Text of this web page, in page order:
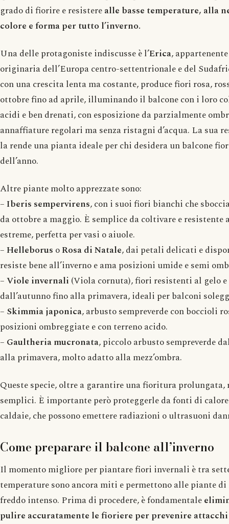
grado di fiorire e resisterealle basse temperature, alla
colore e forma per tutto l’inverno.
Una delle protagoniste indiscusse è l’Erica,
originaria dell’Europa centro-settentrionale e del
con una crescita lenta ma costante, produce fiori rosa,
ottobre fino ad aprile, illuminando il balcone con i loro
acidi e ben drenati, con esposizione da parzialmente
annaffiature regolari ma senza ristagni d’acqua. La sua
la rende una pianta ideale per chi desidera un balcone
dell’anno.
Altre piante molto apprezzate sono:
–Iberis sempervirens, con i suoi fiori bianchi che
da ottobre a maggio. È semplice da coltivare e
estreme, perfetta per vasi o aiuole.
–Helleborus oRosa di Natale, dai petali delicati e
resiste bene all’inverno e ama posizioni umide e semi
–Viole invernali (Viola cornuta), fiori resistenti al gelo e
dall’autunno fino alla primavera, ideali per balconi
– Skimmia japonica, arbusto sempreverde con boccioli
posizioni ombreggiate e con terreno acido.
– Gaultheria mucronata, piccolo arbusto sempreverde
alla primavera, molto adatto alla mezz’ombra.
Queste specie, oltre a garantire una fioritura
semplici. È importante però proteggerle da fonti di
caldaie, che possono emettere radiazioni o ultrasuoni
Come preparare il balcone all’inverno
Il momento migliore per piantare fiori invernali è tra
temperature sono ancora miti e permettono alle piante
freddo intenso. Prima di procedere, è fondamentale
pulire accuratamente le fioriere per prevenire